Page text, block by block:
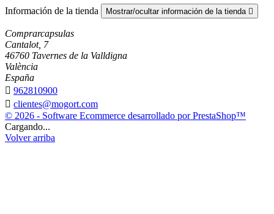
Información de la tienda Mostrar/ocultar información de la tienda 
Comprarcapsulas
Cantalot, 7
46760 Tavernes de la Valldigna
València
España
 962810900
 clientes@mogort.com
© 2026 - Software Ecommerce desarrollado por PrestaShop™
Cargando...
Volver arriba